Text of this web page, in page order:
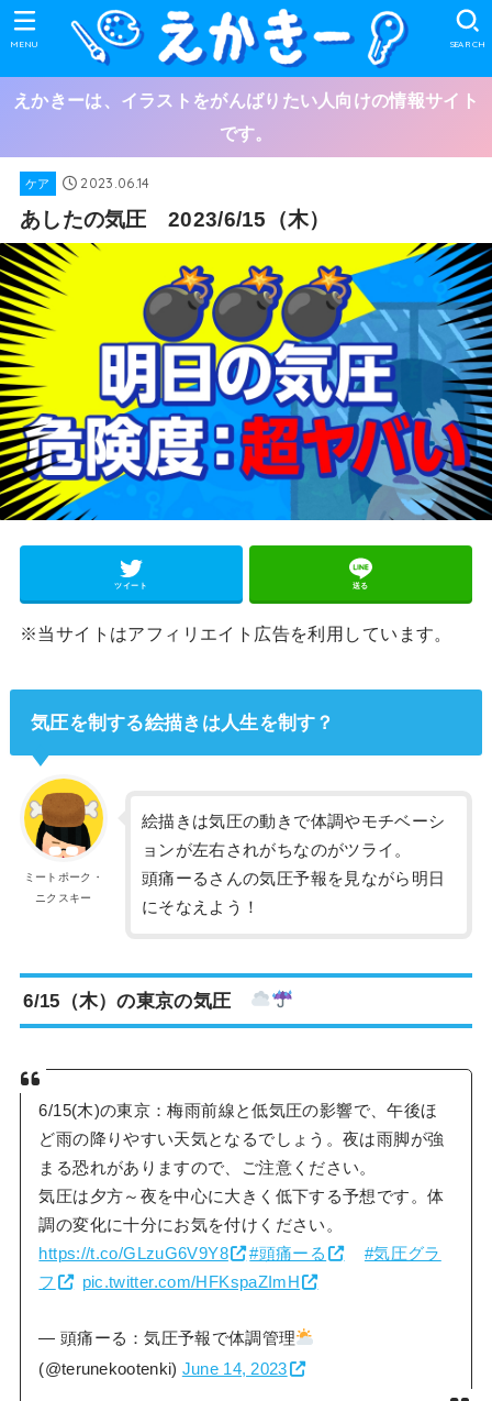
SEARCH
MENU
えかきーは、イラストをがんばりたい人向けの情報サイト
です。
ケア 2023.06.14
あしたの気圧 2023/6/15（木）
ツイート 送る
※当サイトはアフィリエイト広告を利用しています。
気圧を制する絵描きは人生を制す？
ミートポーク・
ニクスキー
絵描きは気圧の動きで体調やモチベーシ
ョンが左右されがちなのがツライ。
頭痛ーるさんの気圧予報を見ながら明日
にそなえよう！
6/15（木）の東京の気圧
6/15(木)の東京：梅雨前線と低気圧の影響で、午後ほ
ど雨の降りやすい天気となるでしょう。夜は雨脚が強
まる恐れがありますので、ご注意ください。
気圧は夕方～夜を中心に大きく低下する予想です。体
調の変化に十分にお気を付けください。
https://t.co/GLzuG6V9Y8
#頭痛ーる
#気圧グラ
フ
pic.twitter.com/HFKspaZImH
— 頭痛ーる：気圧予報で体調管理
(@terunekootenki) June 14, 2023